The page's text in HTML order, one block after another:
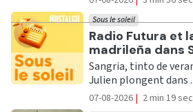
Ecouter
Radio Futura et
madrileña dans
Sous le soleil
Sangria, tinto de
Julien plongent dans
07-08-2026 | 2 min 19 sec